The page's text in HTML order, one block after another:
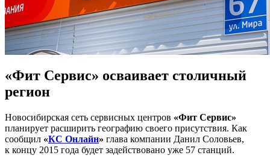
«Фит Сервис» осваивает столичный
регион
Новосибирская сеть сервисных центров «Фит Сервис»
планирует расширить географию своего присутствия. Как
сообщил «КС Онлайн» глава компании Данил Соловьев,
к концу 2015 года будет задействовано уже 57 станций.